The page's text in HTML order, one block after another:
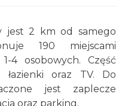
jest 2 km od samego
190 miejscami
4 osobowych. Część
oraz TV. Do
jest zaplecze
oraz parking.